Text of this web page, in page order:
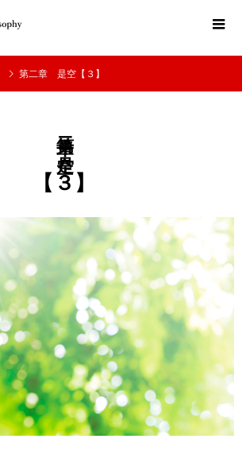
第二章 是空【３】
第二章 是空
【３】